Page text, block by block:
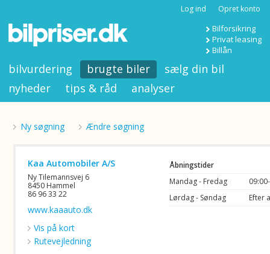
Log ind Opret konto
Bilforsikring
Privat leasing
Billån
bilvurdering brugte biler
sælg din bil
nyheder
tips & råd analyser
Ny søgning Ændre søgning
Kaa Automobiler A/S
Ny Tilemannsvej 6
8450 Hammel
86 96 33 22
www.kaaauto.dk
Vis på kort
Rutevejledning
Åbningstider
Mandag - Fredag
Lørdag - Søndag
Efter